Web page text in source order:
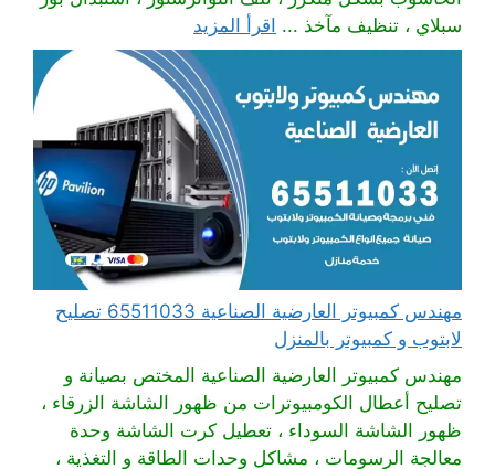
سبلاي ، تنظيف مآخذ ... اقرأ المزيد
مهندس كمبيوتر العارضية الصناعية 65511033 تصليح
لابتوب و كمبيوتر بالمنزل
مهندس كمبيوتر العارضية الصناعية المختص بصيانة و
تصليح أعطال الكومبيوترات من ظهور الشاشة الزرقاء ،
ظهور الشاشة السوداء ، تعطيل كرت الشاشة وحدة
معالجة الرسومات ، مشاكل وحدات الطاقة و التغذية ،